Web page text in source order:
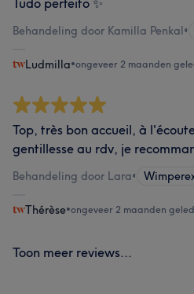
Tudo perfeito ✨
Behandeling door Kamilla Penkal•
Ludmilla•ongeveer 2 maanden
Top, très bon accueil, à
gentillesse au rdv, je
Behandeling door Lara•
Thérèse•ongeveer 2 maanden
Toon meer reviews...